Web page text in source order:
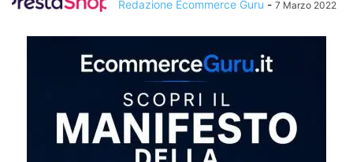
Redazione Ecommerce Guru - 7 Marzo 2022